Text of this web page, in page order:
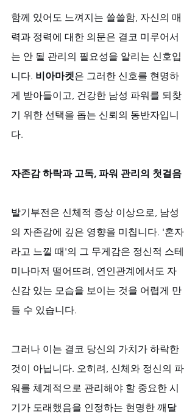
함께 있어도 느껴지는 쓸쓸함, 자신의 매
력과 정력에 대한 의문은 결코 미루어서
는 안 될 관리의 필요성을 알리는 신호입
니다. 비아마켓은 그러한 신호를 현명하
게 받아들이고, 건강한 남성 파워를 되찾
기 위한 선택을 돕는 신뢰의 동반자입니
다.
자존감 하락과 고독, 파워 관리의 첫걸음
발기부전은 신체적 증상 이상으로, 남성
의 자존감에 깊은 영향을 미칩니다. '혼자
라고 느낄 때'의 그 무게감은 정신적 스테
미나마저 떨어뜨려, 연인관계에서도 자
신감 있는 모습을 보이는 것을 어렵게 만
들 수 있습니다.
그러나 이는 결코 당신의 가치가 하락한
것이 아닙니다. 오히려, 신체와 정신의 파
워를 체계적으로 관리해야 할 중요한 시
기가 도래했음을 인정하는 현명한 깨달